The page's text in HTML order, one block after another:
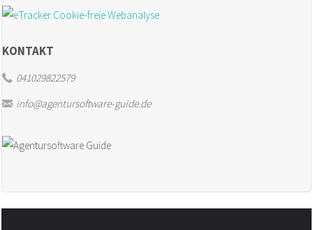
Akzeptanz"
KONTAKT
041029822579
info@agentursoftware-guide.de